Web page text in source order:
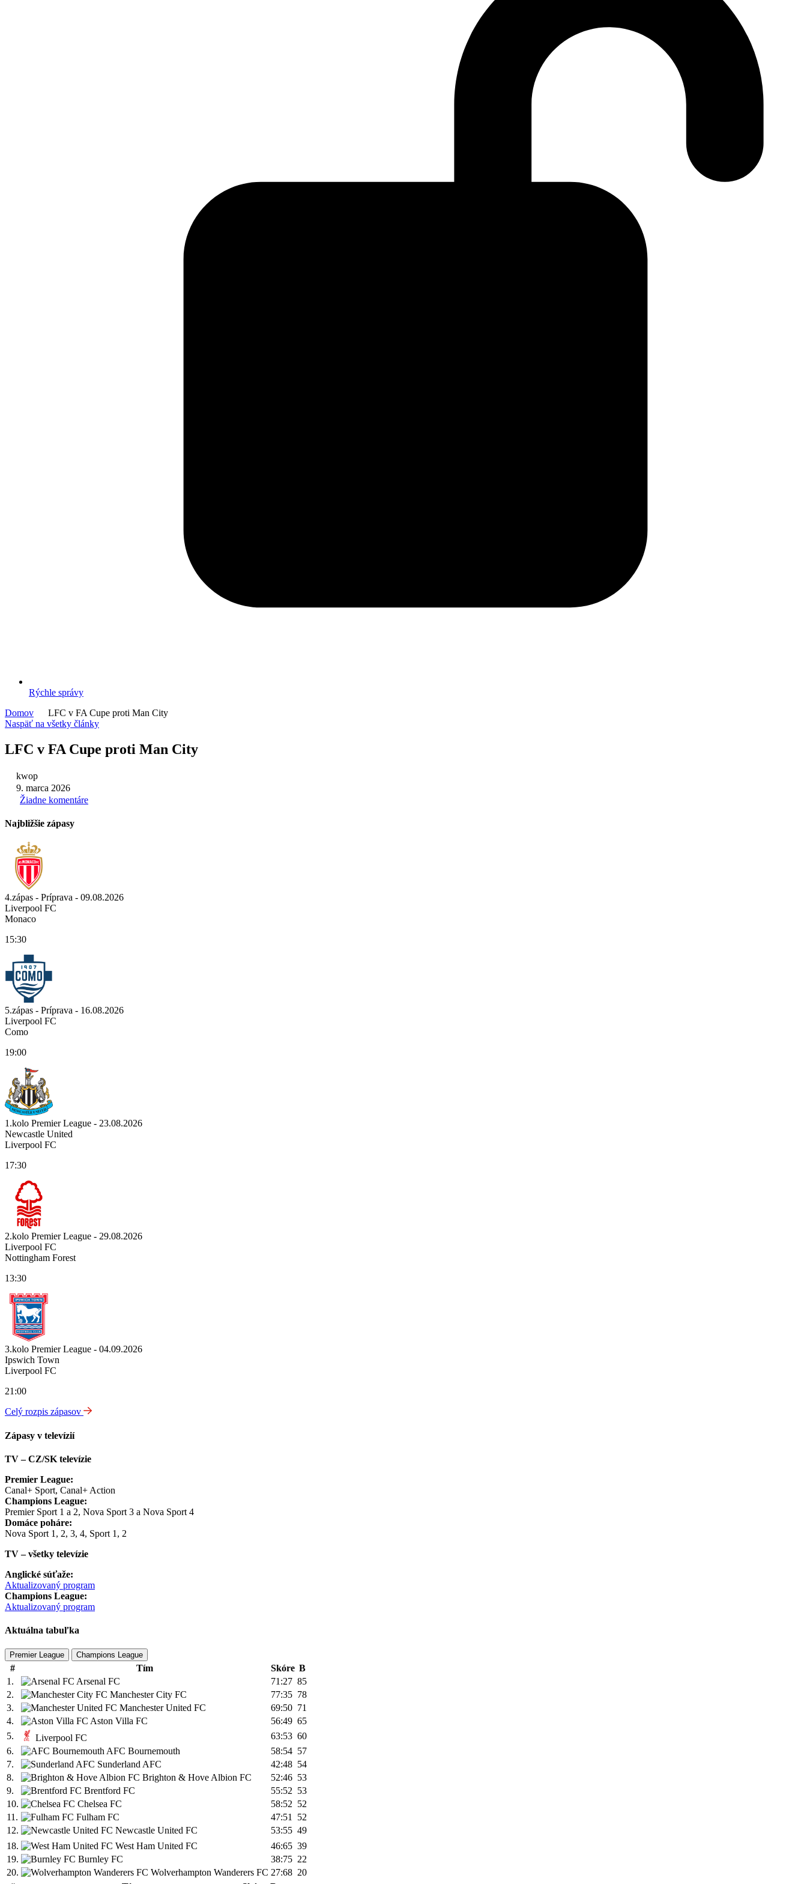
Rýchle správy
Domov
LFC v FA Cupe proti Man City
Naspäť na všetky články
LFC v FA Cupe proti Man City
kwop
9. marca 2026
Žiadne komentáre
Najbližšie zápasy
4.zápas - Príprava - 09.08.2026
Liverpool FC
Monaco
15:30
5.zápas - Príprava - 16.08.2026
Liverpool FC
Como
19:00
1.kolo Premier League - 23.08.2026
Newcastle United
Liverpool FC
17:30
2.kolo Premier League - 29.08.2026
Liverpool FC
Nottingham Forest
13:30
3.kolo Premier League - 04.09.2026
Ipswich Town
Liverpool FC
21:00
Celý rozpis zápasov
Zápasy v televízií
TV – CZ/SK televízie
Premier League:
Canal+ Sport, Canal+ Action
Champions League:
Premier Sport 1 a 2, Nova Sport 3 a Nova Sport 4
Domáce poháre:
Nova Sport 1, 2, 3, 4, Sport 1, 2
TV – všetky televízie
Anglické súťaže:
Aktualizovaný program
Champions League:
Aktualizovaný program
Aktuálna tabuľka
Premier League Champions League
# Tím Skóre B
1.
Arsenal FC 71:27 85
2.
Manchester City FC 77:35 78
3.
Manchester United FC 69:50 71
4.
Aston Villa FC 56:49 65
5.
Liverpool FC 63:53 60
6.
AFC Bournemouth 58:54 57
7.
Sunderland AFC 42:48 54
8.
Brighton & Hove Albion FC 52:46 53
9.
Brentford FC 55:52 53
10.
Chelsea FC 58:52 52
11.
Fulham FC 47:51 52
12.
Newcastle United FC 53:55 49
18.
West Ham United FC 46:65 39
19.
Burnley FC 38:75 22
20.
Wolverhampton Wanderers FC 27:68 20